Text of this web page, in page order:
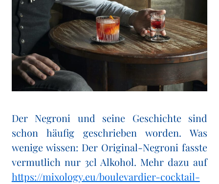
Der Negroni und seine Geschichte sind
schon häufig geschrieben worden. Was
wenige wissen: Der Original-Negroni fasste
vermutlich nur 3cl Alkohol. Mehr dazu auf
https://mixology.eu/boulevardier-cocktail-